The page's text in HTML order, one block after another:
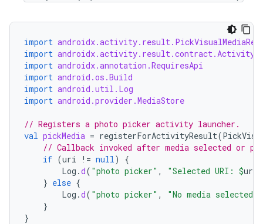
import
import
import androidx.annotation.RequiresApi
import android.os.Build
import android.util.Log
import android.provider.MediaStore
// Registers a photo picker activity launcher.
val pickMedia = registerForActivityResult(
// Callback invoked after media selected or
if (uri != null)
{
Log .d( "photo picker" , "Selected URI: $uri
} else {
Log .d( "photo picker" , "No media selected"
}
}